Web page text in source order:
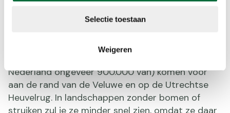
Selectie toestaan
Weigeren
Eigenlijk maakt het niet zoveel uit waar je gaat
zien in groene buitenwijken en in bossen met veel
Nederland ongeveer 900.000 van) komen voor
aan de rand van de Veluwe en op de Utrechtse
Heuvelrug. In landschappen zonder bomen of
struiken zul je ze minder snel zien, omdat ze daar